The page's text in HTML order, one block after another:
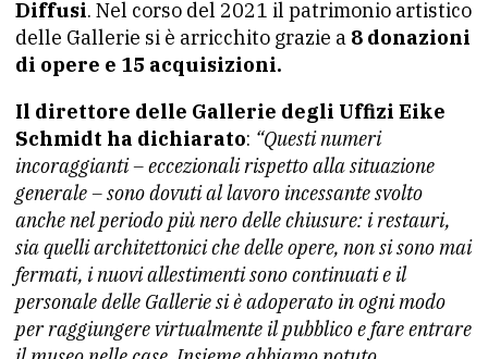
Diffusi. Nel corso del 2021 il patrimonio artistico
delle Gallerie si è arricchito grazie a 8 donazioni
di opere e 15 acquisizioni.
Il direttore delle Gallerie degli Uffizi Eike
Schmidt ha dichiarato: “Questi numeri
incoraggianti – eccezionali rispetto alla situazione
generale – sono dovuti al lavoro incessante svolto
anche nel periodo più nero delle chiusure: i restauri,
sia quelli architettonici che delle opere, non si sono mai
fermati, i nuovi allestimenti sono continuati e il
personale delle Gallerie si è adoperato in ogni modo
per raggiungere virtualmente il pubblico e fare entrare